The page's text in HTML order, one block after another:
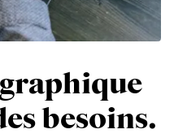
besoins.